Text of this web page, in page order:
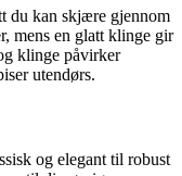
du kan skjære gjennom
mens en glatt klinge gir
klinge påvirker
utendørs.
og elegant til robust